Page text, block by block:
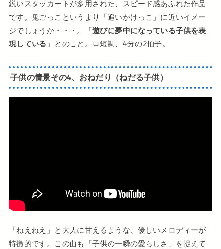
鋭いスタッカートが多用された、スピード感あふれた作品
です。鬼ごっこというより「追いかけっこ」に近いイメー
ジでしょうか・・・。「遊びに夢中になっている子供を表
現している 」とのこと。ロ短調、4分の2拍子。
子供の情景その4、おねだり（ねだる子供）
「ねえねえ」と大人に甘えるような、優しいメロディーが
特徴的です。この曲も「子供の一瞬の愛らしさ」を捉えて